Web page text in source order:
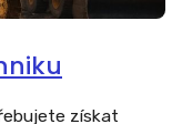
získat